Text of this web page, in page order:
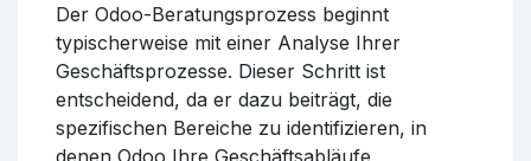
Der Odoo-Beratungsprozess beginnt
typischerweise mit einer Analyse Ihrer
Geschäftsprozesse. Dieser Schritt ist
entscheidend, da er dazu beiträgt, die
spezifischen Bereiche zu identifizieren, in
denen Odoo Ihre Geschäftsabläufe